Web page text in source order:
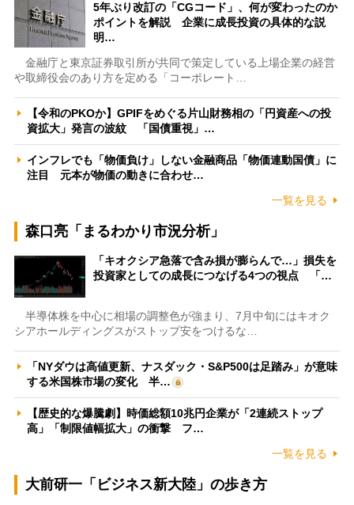
5年ぶり改訂の「CGコード」、何が変わったのか
ポイントを解説 企業に成長投資の具体的な説
明…
金融庁と東京証券取引所が共同で策定している上場企業の経営
や取締役会のあり方を定める「コーポレート…
【令和のPKOか】GPIFをめぐる片山財務相の「円資産への投
資拡大」発言の波紋 「国債重視」…
インフレでも「物価負け」しない金融商品「物価連動国債」に
注目 元本が物価の動きに合わせ…
一覧を見る
森口亮「まるわかり市況分析」
「キオクシア急落で含み損が膨らんで…」損失を
投資家としての成長につなげる4つの視点 「…
半導体株を中心に相場の調整色が強まり、7月中旬にはキオク
シアホールディングスがストップ安をつけるな…
「NYダウは高値更新、ナスダック・S&P500は足踏み」が意味
する米国株市場の変化 半…
【歴史的な爆騰劇】時価総額10兆円企業が「2連続ストップ
高」「制限値幅拡大」の衝撃 フ…
一覧を見る
大前研一「ビジネス新大陸」の歩き方